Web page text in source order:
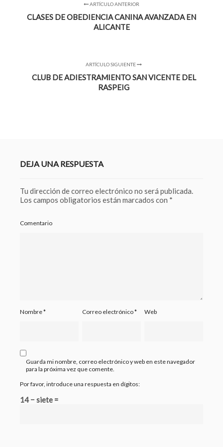
ARTÍCULO ANTERIOR
CLASES DE OBEDIENCIA CANINA AVANZADA EN
ALICANTE
ARTÍCULO SIGUIENTE
CLUB DE ADIESTRAMIENTO SAN VICENTE DEL
RASPEIG
DEJA UNA RESPUESTA
Tu dirección de correo electrónico no será publicada.
Los campos obligatorios están marcados con *
Comentario
Nombre* Correo electrónico* Web
Guarda mi nombre, correo electrónico y web en este navegador
para la próxima vez que comente.
Por favor, introduce una respuesta en dígitos:
14 − siete =